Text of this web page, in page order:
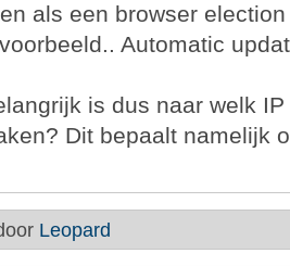
als een browser
Automatic
is dus naar welk
Dit bepaalt namelijk
Leopard